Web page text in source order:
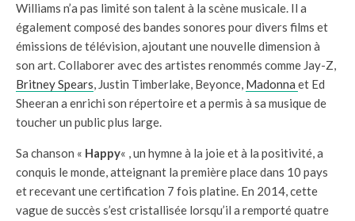
Williams n’a pas limité son talent à la scène musicale. Il a
également composé des bandes sonores pour divers films et
émissions de télévision, ajoutant une nouvelle dimension à
son art. Collaborer avec des artistes renommés comme Jay-Z,
Britney Spears, Justin Timberlake, Beyonce, Madonna et Ed
Sheeran a enrichi son répertoire et a permis à sa musique de
toucher un public plus large.
Sa chanson « Happy« , un hymne à la joie et à la positivité, a
conquis le monde, atteignant la première place dans 10 pays
et recevant une certification 7 fois platine. En 2014, cette
vague de succès s’est cristallisée lorsqu’il a remporté quatre